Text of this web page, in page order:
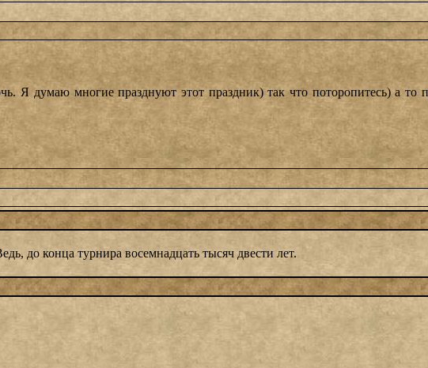
Я думаю многие празднуют этот праздник) так что поторопитесь) а то
до конца турнира восемнадцать тысяч двести лет.